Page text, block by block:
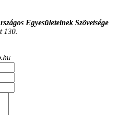
Egyesületeinek Szövetsége
130.